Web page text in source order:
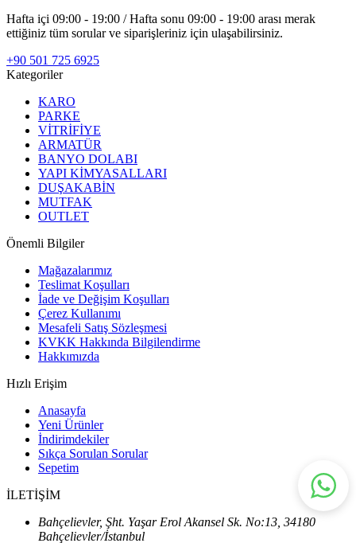
Hafta içi 09:00 - 19:00 / Hafta sonu 09:00 - 19:00 arası merak
ettiğiniz tüm sorular ve siparişleriniz için ulaşabilirsiniz.
+90 501 725 6925
Kategoriler
KARO
PARKE
VİTRİFİYE
ARMATÜR
BANYO DOLABI
YAPI KİMYASALLARI
DUŞAKABİN
MUTFAK
OUTLET
Önemli Bilgiler
Mağazalarımız
Teslimat Koşulları
İade ve Değişim Koşulları
Çerez Kullanımı
Mesafeli Satış Sözleşmesi
KVKK Hakkında Bilgilendirme
Hakkımızda
Hızlı Erişim
Anasayfa
Yeni Ürünler
İndirimdekiler
Sıkça Sorulan Sorular
Sepetim
İLETİŞİM
Bahçelievler, Şht. Yaşar Erol Akansel Sk. No:13, 34180
Bahçelievler/İstanbul